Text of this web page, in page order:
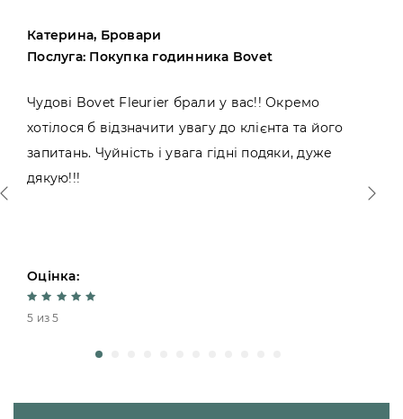
Катерина, Бровари
Послуга: Покупка годинника Bovet
Чудові Bovet Fleurier брали у вас!! Окремо
хотілося б відзначити увагу до клієнта та його
запитань. Чуйність і увага гідні подяки, дуже
дякую!!!
Оцінка:
5 из 5